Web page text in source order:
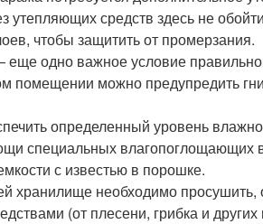
утепляющих средств здесь не
чтобы защитить от промерзания.
одно важное условие
помещении можно предупредить
определенный уровень
специальных влагопоглощающих
с известью в порошке.
хранилище необходимо просушить,
(от плесени, грибка и других